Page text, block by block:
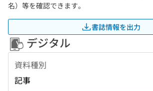
名）等を確認できます。
書誌情報を出力
デジタル
資料種別
記事